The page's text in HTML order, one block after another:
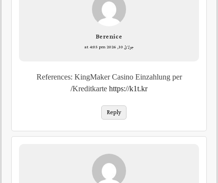
Berenice
جولائ 10, 2026 at 4:05 pm
References: KingMaker Casino Einzahlung per
Kreditkarte https://k1t.kr/
Reply